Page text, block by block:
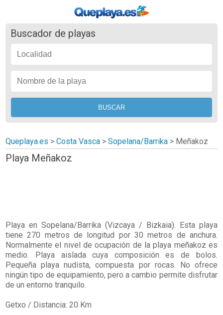
Buscador de playas
Queplaya.es >Costa Vasca >Sopelana/Barrika > Meñakoz
Playa Meñakoz
Playa enSopelana/Barrika (Vizcaya / Bizkaia). Esta playa
tiene 270 metros de longitud por 30 metros de anchura.
Normalmente el nivel de ocupación de la playa meñakoz es
medio. Playa aislada cuya composición es de bolos.
Pequeña playa nudista, compuesta por rocas. No ofrece
ningún tipo de equipamiento, pero a cambio permite disfrutar
de un entorno tranquilo.
Getxo / Distancia: 20 Km